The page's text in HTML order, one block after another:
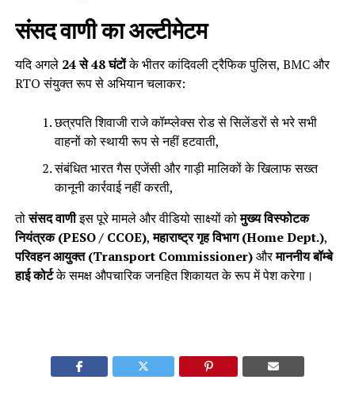
संसद वाणी का अल्टीमेटम
यदि अगले 24 से 48 घंटोंके भीतर कांदिवली ट्रैफिक पुलिस, BMC और
RTO संयुक्त रूप से अभियान चलाकर:
छत्रपति शिवाजी राजे कॉम्प्लेक्स रोड से सिलेंडरों से भरे सभी
वाहनों को स्थायी रूप से नहीं हटवाती,
संबंधित भारत गैस एजेंसी और गाड़ी मालिकों के खिलाफ सख्त
कानूनी कार्रवाई नहीं करती,
तोसंसद वाणीइस पूरे मामले और वीडियो साक्ष्यों कोमुख्य विस्फोटक
नियंत्रक (PESO / CCOE),महाराष्ट्र गृह विभाग (Home Dept.),
परिवहन आयुक्त (Transport Commissioner)औरमाननीय बॉम्बे
हाई कोर्टके समक्ष औपचारिक जनहित शिकायत के रूप में पेश करेगा।